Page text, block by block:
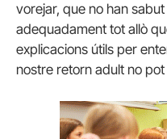
vorejar, que no han
adequadament tot allò
explicacions útils per
nostre retorn adult no